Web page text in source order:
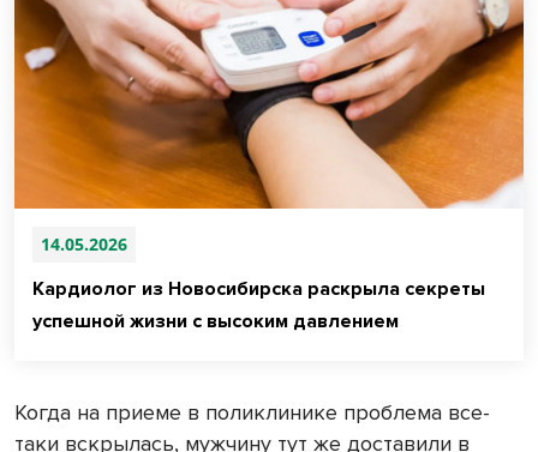
14.05.2026
Кардиолог из Новосибирска раскрыла секреты
успешной жизни с высоким давлением
Когда на приеме в поликлинике проблема все-
таки вскрылась, мужчину тут же доставили в